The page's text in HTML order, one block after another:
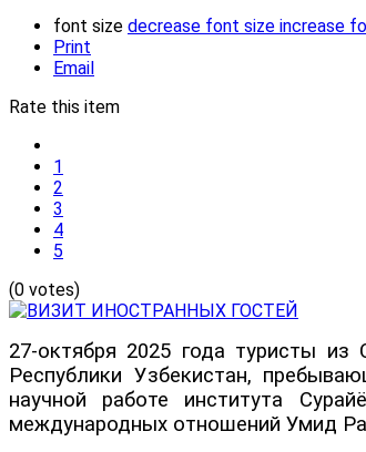
font size decrease font size increase
Print
Email
Rate this item
1
2
3
4
5
(0 votes)
27-октября 2025 года туристы
Республики Узбекистан,
научной работе института
международных отношений Умид